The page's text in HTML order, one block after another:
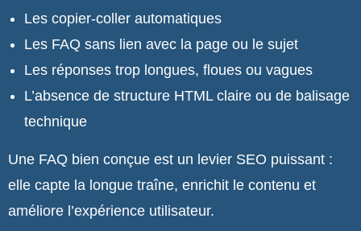
Les copier-coller automatiques
Les FAQ sans lien avec la page ou le sujet
Les réponses trop longues, floues ou vagues
L’absence de structure HTML claire ou de balisage
technique
Une FAQ bien conçue est un levier SEO puissant :
elle capte la longue traîne, enrichit le contenu et
améliore l’expérience utilisateur.